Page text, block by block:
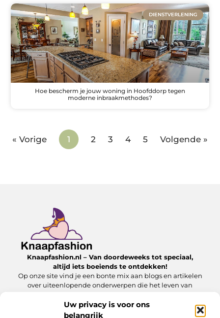
Uw privacy is voor ons
belangrijk
DIENSTVERLENING
Hoe bescherm je jouw woning in Hoofddorp tegen
moderne inbraakmethodes?
« Vorige 1 2 3 4 5 Volgende »
Knaapfashion.nl – Van doordeweeks tot speciaal,
altijd iets boeiends te ontdekken!
Op onze site vind je een bonte mix aan blogs en artikelen
over uiteenlopende onderwerpen die het leven van